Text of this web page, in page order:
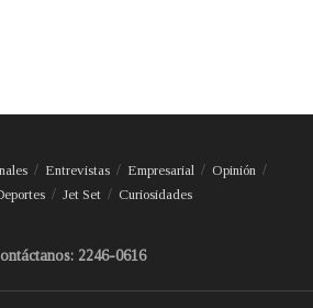
Entrevistas Empresarial
Opinión
Jet Set Curiosidades
2246-0616